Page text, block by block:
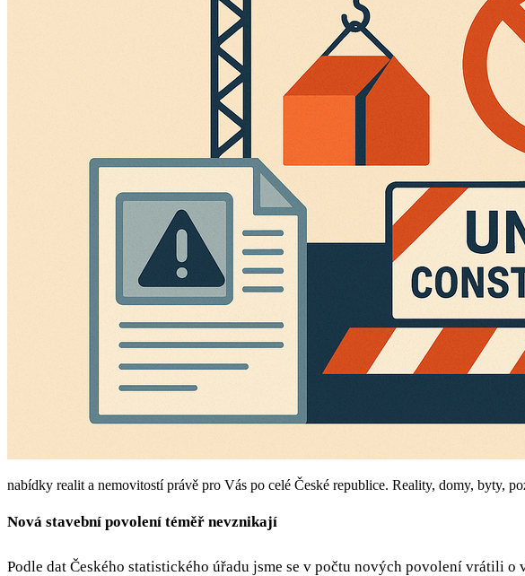
nabídky realit a nemovitostí právě pro Vás po celé České republice. Reality, domy, byty,
Nová stavební povolení téměř nevznikají
Podle dat Českého statistického úřadu jsme se v počtu nových povolení vrátili